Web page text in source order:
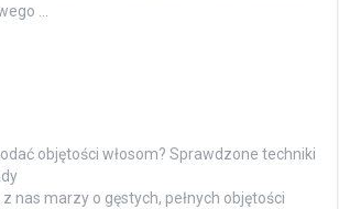
…
objętości włosom? Sprawdzone techniki
z nas marzy o gęstych, pełnych objętości